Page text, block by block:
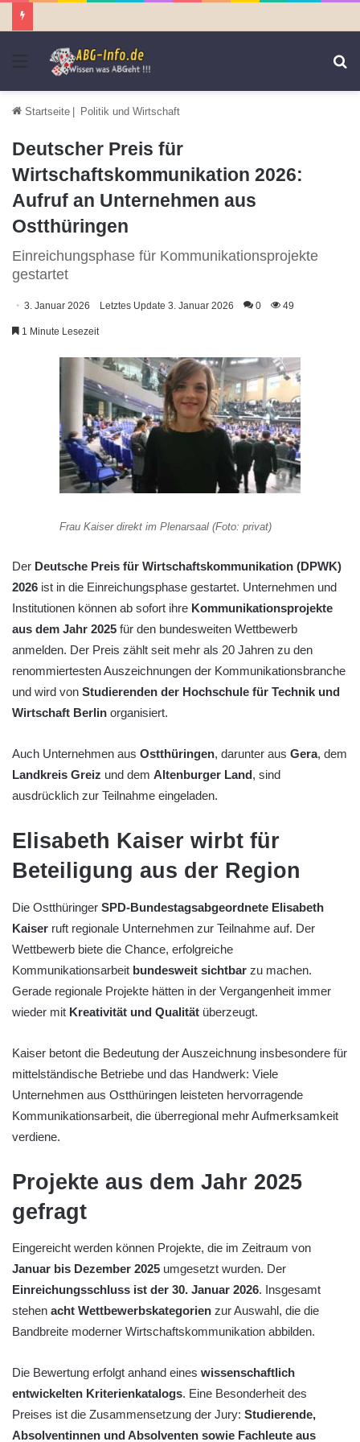
Menü
Startseite | Politik und Wirtschaft
Deutscher Preis für
Wirtschaftskommunikation 2026:
Aufruf an Unternehmen aus
Ostthüringen
Einreichungsphase für Kommunikationsprojekte
gestartet
3. Januar 2026 Letztes Update 3. Januar 2026 0 49
1 Minute Lesezeit
Frau Kaiser direkt im Plenarsaal (Foto: privat)
Der Deutsche Preis für Wirtschaftskommunikation (DPWK)
2026 ist in die Einreichungsphase gestartet. Unternehmen und
Institutionen können ab sofort ihre Kommunikationsprojekte
aus dem Jahr 2025 für den bundesweiten Wettbewerb
anmelden. Der Preis zählt seit mehr als 20 Jahren zu den
renommiertesten Auszeichnungen der Kommunikationsbranche
und wird von Studierenden der Hochschule für Technik und
Wirtschaft Berlin organisiert.
Auch Unternehmen aus Ostthüringen, darunter aus Gera, dem
Landkreis Greiz und dem Altenburger Land, sind
ausdrücklich zur Teilnahme eingeladen.
Elisabeth Kaiser wirbt für
Beteiligung aus der Region
Die Ostthüringer SPD-Bundestagsabgeordnete Elisabeth
Kaiser ruft regionale Unternehmen zur Teilnahme auf. Der
Wettbewerb biete die Chance, erfolgreiche
Kommunikationsarbeit bundesweit sichtbar zu machen.
Gerade regionale Projekte hätten in der Vergangenheit immer
wieder mit Kreativität und Qualität überzeugt.
Kaiser betont die Bedeutung der Auszeichnung insbesondere für
mittelständische Betriebe und das Handwerk: Viele
Unternehmen aus Ostthüringen leisteten hervorragende
Kommunikationsarbeit, die überregional mehr Aufmerksamkeit
verdiene.
Projekte aus dem Jahr 2025
gefragt
Eingereicht werden können Projekte, die im Zeitraum von
Januar bis Dezember 2025 umgesetzt wurden. Der
Einreichungsschluss ist der 30. Januar 2026. Insgesamt
stehen acht Wettbewerbskategorien zur Auswahl, die die
Bandbreite moderner Wirtschaftskommunikation abbilden.
Die Bewertung erfolgt anhand eines wissenschaftlich
entwickelten Kriterienkatalogs. Eine Besonderheit des
Preises ist die Zusammensetzung der Jury: Studierende,
Absolventinnen und Absolventen sowie Fachleute aus